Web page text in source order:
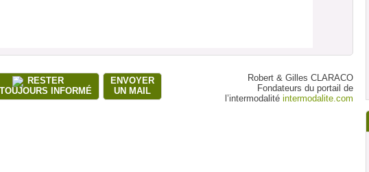
RESTER
TOUJOURS INFORMÉ
ENVOYER
UN MAIL
Robert & Gilles CLARACO
Fondateurs du portail de
l’intermodalité intermodalite.com